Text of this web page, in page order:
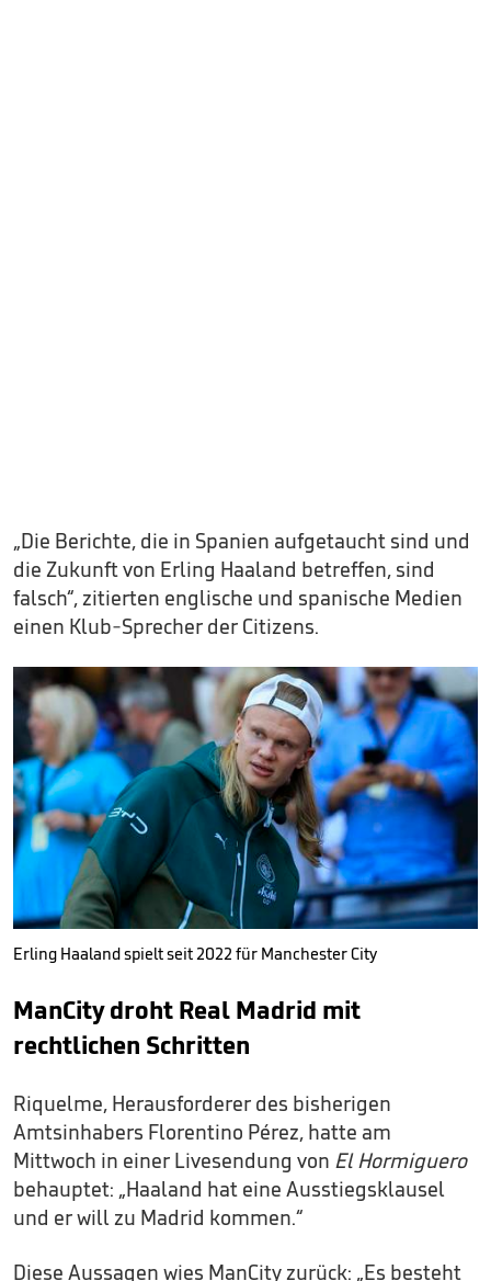
„Die Berichte, die in Spanien aufgetaucht sind und
die Zukunft von Erling Haaland betreffen, sind
falsch“, zitierten englische und spanische Medien
einen Klub-Sprecher der Citizens.
Erling Haaland spielt seit 2022 für Manchester City
ManCity droht Real Madrid mit
rechtlichen Schritten
Riquelme, Herausforderer des bisherigen
Amtsinhabers Florentino Pérez, hatte am
Mittwoch in einer Livesendung von El Hormiguero
behauptet: „Haaland hat eine Ausstiegsklausel
und er will zu Madrid kommen.“
Diese Aussagen wies ManCity zurück: „Es besteht